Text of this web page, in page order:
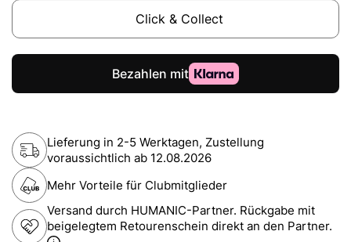
Click & Collect
Lieferung in 2-5 Werktagen, Zustellung
voraussichtlich ab 12.08.2026
Mehr Vorteile für Clubmitglieder
Versand durch HUMANIC-Partner. Rückgabe mit
beigelegtem Retourenschein direkt an den Partner.